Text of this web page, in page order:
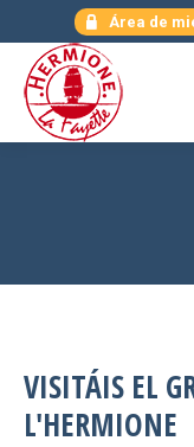
Área de
VISITÁIS EL
L'HERMIONE